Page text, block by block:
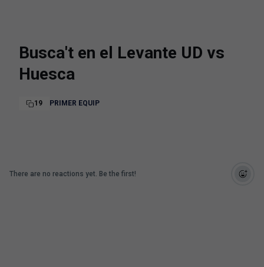
Busca't en el Levante UD vs
Huesca
19 PRIMER EQUIP
There are no reactions yet. Be the first!